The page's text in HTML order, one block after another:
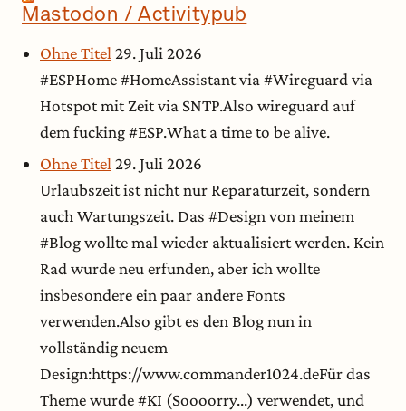
Mastodon / Activitypub
Ohne Titel 29. Juli 2026
#ESPHome #HomeAssistant via #Wireguard via
Hotspot mit Zeit via SNTP.Also wireguard auf
dem fucking #ESP.What a time to be alive.
Ohne Titel29. Juli 2026
Urlaubszeit ist nicht nur Reparaturzeit, sondern
auch Wartungszeit. Das #Design von meinem
#Blog wollte mal wieder aktualisiert werden. Kein
Rad wurde neu erfunden, aber ich wollte
insbesondere ein paar andere Fonts
verwenden.Also gibt es den Blog nun in
vollständig neuem
Design:https://www.commander1024.deFür das
Theme wurde #KI (Soooorry...) verwendet, und